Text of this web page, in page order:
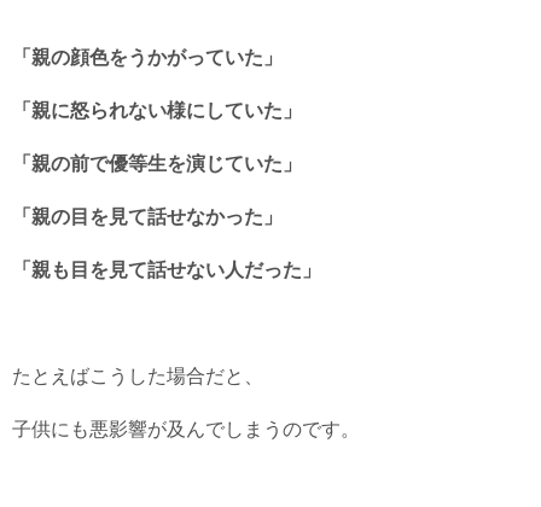
「親の顔色をうかがっていた」
「親に怒られない様にしていた」
「親の前で優等生を演じていた」
「親の目を見て話せなかった」
「親も目を見て話せない人だった」
たとえばこうした場合だと、
子供にも悪影響が及んでしまうのです。